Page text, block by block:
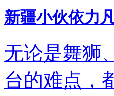
新疆小伙依力
无论是舞狮
台的难点，